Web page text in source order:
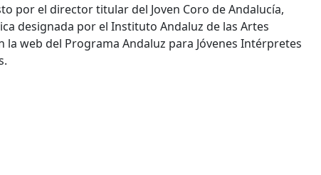
por el director titular del Joven Coro de Andalucía,
designada por el Instituto Andaluz de las Artes
la web del Programa Andaluz para Jóvenes Intérpretes